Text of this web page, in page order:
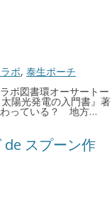
ボ, 泰生ポーチ
ボ図書環オーサートー
陽光発電の入門書』著
わっている？ 地方…
スプーン作